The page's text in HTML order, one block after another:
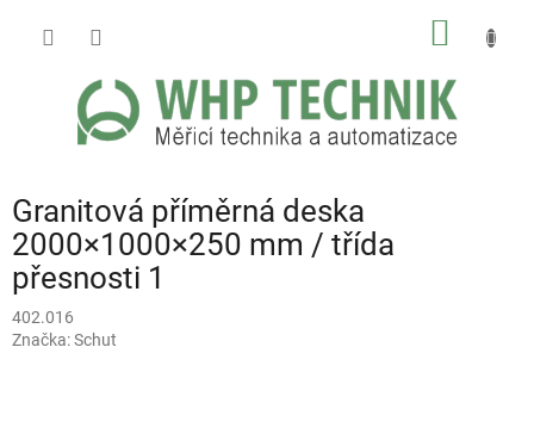
Granitová příměrná deska
2000×1000×250 mm / třída
přesnosti 1
402.016
Značka:Schut